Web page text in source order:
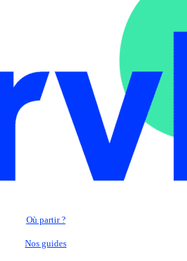
Où partir ?
Nos guides